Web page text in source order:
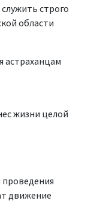
строго
области
астраханцам
жизни целой
проведения
движение